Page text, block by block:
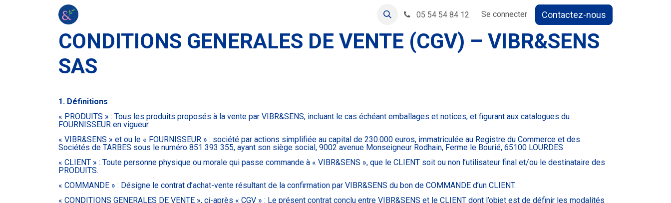
Se rendre au contenu
05 54 54 84 12 Se connecter Contactez-nous
CONDITIONS GENERALES DE VENTE (CGV) – VIBR&SENS
SAS
1. Définitions
« PRODUITS » : Tous les produits proposés à la vente par VIBR&SENS, incluant le cas échéant emballages et notices, et figurant aux catalogues du
FOURNISSEUR en vigueur.
« VIBR&SENS » et ou le « FOURNISSEUR » : société par actions simplifiée au capital de 230.000 euros, immatriculée au Registre du Commerce et des
Sociétés de TARBES sous le numéro 851 393 355, ayant son siège social, 9002 avenue Monseigneur Rodhain, Ferme le Bourié, 65100 LOURDES
« CLIENT » : Toute personne physique ou morale qui passe commande à « VIBR&SENS », que le CLIENT soit ou non l’utilisateur final et/ou le destinataire des
PRODUITS.
« COMMANDE » : Désigne le contrat d’achat-vente résultant de la confirmation par VIBR&SENS du bon de COMMANDE d’un CLIENT.
« CONDITIONS GENERALES DE VENTE », ci-après « CGV » : Le présent contrat conclu entre VIBR&SENS et le CLIENT dont l’objet est de définir les modalités